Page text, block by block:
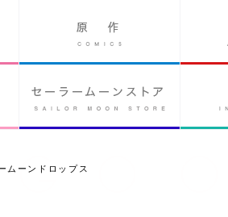
ムーンドロップス